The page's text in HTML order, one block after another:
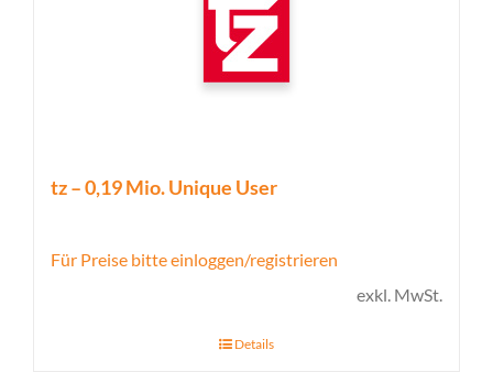
tz – 0,19 Mio. Unique User
Für Preise bitte einloggen/registrieren
exkl. MwSt.
Details